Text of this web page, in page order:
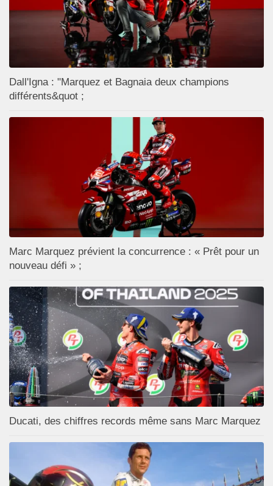
Dall'Igna : "Marquez et Bagnaia deux champions
différents&quot ;
Marc Marquez prévient la concurrence : « Prêt pour un
nouveau défi » ;
Ducati, des chiffres records même sans Marc Marquez